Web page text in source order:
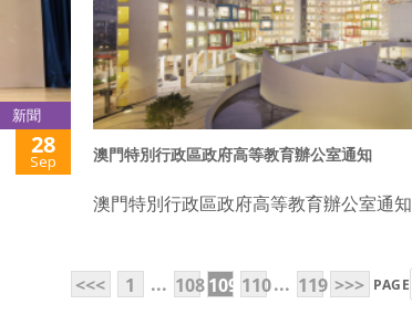
新聞
28
Sep 澳門特別行政區政府高等教育辦公室通知
澳門特別行政區政府高等教育辦公室通知
<<< 1 ... 108109 110... 119 >>> PAGE